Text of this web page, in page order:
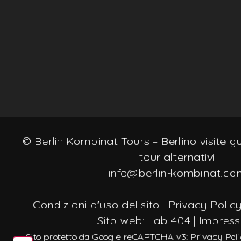
© Berlin Kombinat Tours – Berlino visite
tour alternativi
info@berlin-
Condizioni d'uso del sito | Privacy Policy
Sito web: Lab 404 |
Sito protetto da Google reCAPTCHA v3: Privacy